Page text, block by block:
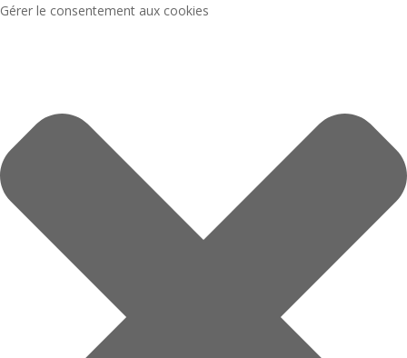
Gérer le consentement aux cookies